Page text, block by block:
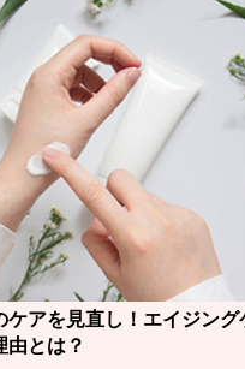
ケアを見直し！エイジング
由とは？